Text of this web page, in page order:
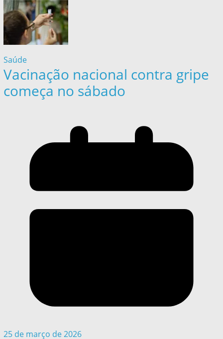
Saúde
Vacinação nacional contra gripe
começa no sábado
25 de março de 2026